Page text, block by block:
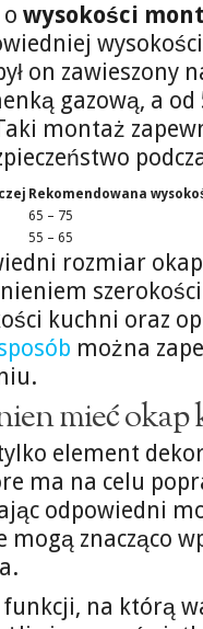
wysokości
on zawieszony
gazową, a
montaż
Rekomendowana
65 – 75
55 – 65
rozmiar
szerokości
kuchni oraz
można
mieć okap
element
ma na celu
odpowiedni
mogą znacząco
funkcji, na którą